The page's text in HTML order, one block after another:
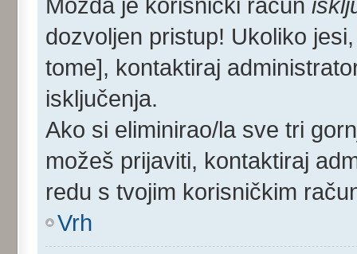
dozvoljen pristup! Ukoliko
tome], kontaktiraj
isključenja.
Ako si eliminirao/la sve tri
možeš prijaviti, kontaktiraj
redu s tvojim korisničkim
Vrh